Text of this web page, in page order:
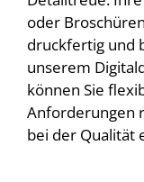
oder
druckfertig und
unserem
können Sie
Anforderungen
bei der Qualität